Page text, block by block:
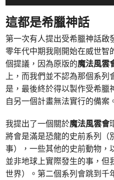
這都是希臘神話
第一次有人提出受希臘神話
零年代中期我剛開始在威世
個提議，因為原版的魔法風雲
上，而我們並不認為那個系列
是，最後終於得以製作受希臘
自另一個計畫無法實行的備案
我提出了一個關於魔法風雲會
將會是滿是恐龍的史前系列（
事），一些其他的史前動物，
並非地球上實際發生的事，但
世界）。第二個系列會跳到千